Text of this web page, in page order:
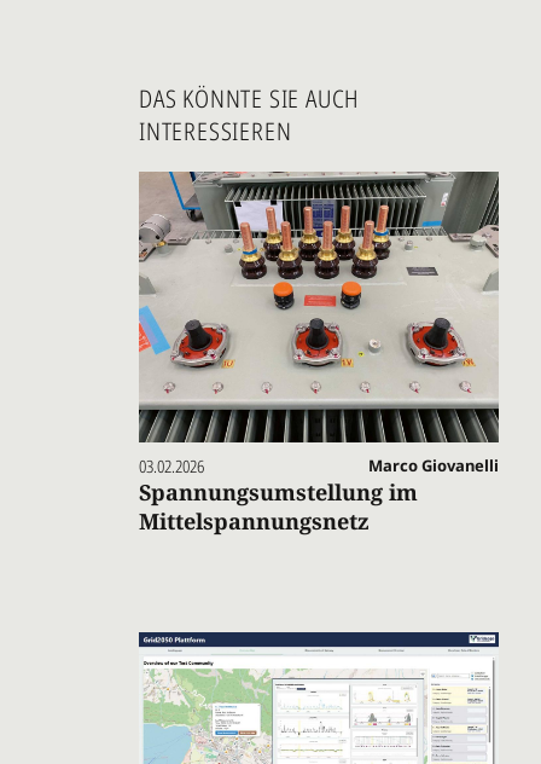
DAS KÖNNTE SIE AUCH
INTERESSIEREN
03.02.2026 Marco Giovanelli
Spannungsumstellung im
Mittelspannungsnetz